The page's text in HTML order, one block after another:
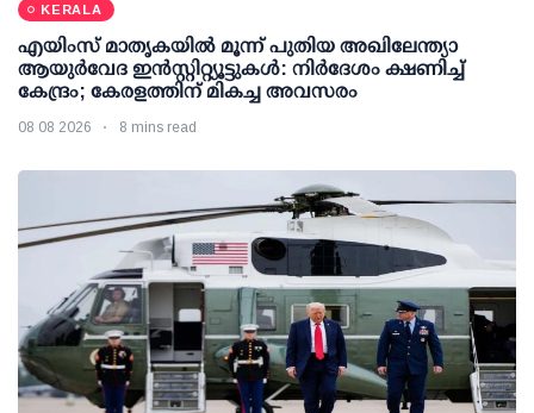
KERALA
എയിംസ് മാതൃകയില്‍ മൂന്ന് പുതിയ അഖിലേന്ത്യാ
ആയുര്‍വേദ ഇന്‍സ്റ്റിറ്റ്യൂട്ടുകള്‍: നിര്‍ദേശം ക്ഷണിച്ച്
കേന്ദ്രം; കേരളത്തിന് മികച്ച അവസരം
08 08 2026 8 mins read